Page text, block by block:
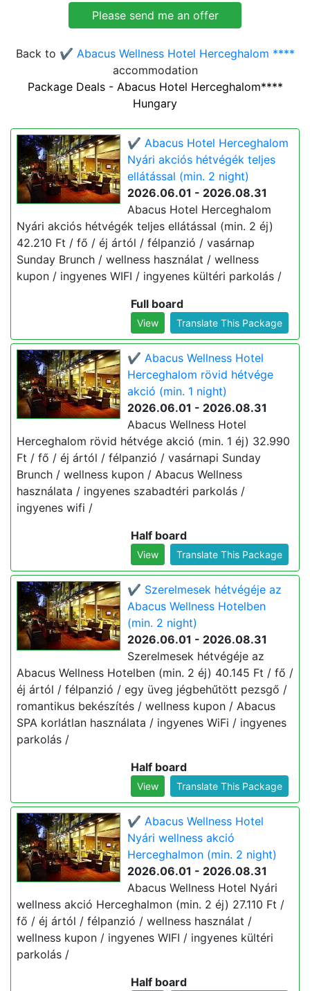
Back to ✔️ Abacus Wellness Hotel Herceghalom ****
accommodation
Package Deals - Abacus Hotel Herceghalom****
Hungary
✔️ Abacus Hotel Herceghalom
Nyári akciós hétvégék teljes
ellátással (min. 2 night)
2026.06.01 - 2026.08.31
Abacus Hotel Herceghalom
Nyári akciós hétvégék teljes ellátással (min. 2 éj)
42.210 Ft / fő / éj ártól / félpanzió / vasárnap
Sunday Brunch / wellness használat / wellness
kupon / ingyenes WIFI / ingyenes kültéri parkolás /
Full board
View Translate This Package
✔️ Abacus Wellness Hotel
Herceghalom rövid hétvége
akció (min. 1 night)
2026.06.01 - 2026.08.31
Abacus Wellness Hotel
Herceghalom rövid hétvége akció (min. 1 éj) 32.990
Ft / fő / éj ártól / félpanzió / vasárnapi Sunday
Brunch / wellness kupon / Abacus Wellness
használata / ingyenes szabadtéri parkolás /
ingyenes wifi /
Half board
View Translate This Package
✔️ Szerelmesek hétvégéje az
Abacus Wellness Hotelben
(min. 2 night)
2026.06.01 - 2026.08.31
Szerelmesek hétvégéje az
Abacus Wellness Hotelben (min. 2 éj) 40.145 Ft / fő /
éj ártól / félpanzió / egy üveg jégbehűtött pezsgő /
romantikus bekészítés / wellness kupon / Abacus
SPA korlátlan használata / ingyenes WiFi / ingyenes
parkolás /
Half board
View Translate This Package
✔️ Abacus Wellness Hotel
Nyári wellness akció
Herceghalmon (min. 2 night)
2026.06.01 - 2026.08.31
Abacus Wellness Hotel Nyári
wellness akció Herceghalmon (min. 2 éj) 27.110 Ft /
fő / éj ártól / félpanzió / wellness használat /
wellness kupon / ingyenes WIFI / ingyenes kültéri
parkolás /
Half board